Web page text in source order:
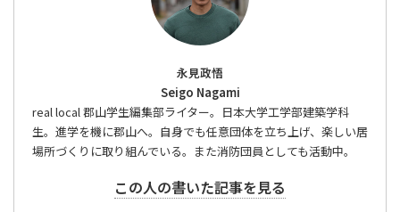
永見政悟
Seigo Nagami
real local 郡山学生編集部ライター。日本大学工学部建築学科
生。進学を機に郡山へ。自身でも任意団体を立ち上げ、楽しい居
場所づくりに取り組んでいる。また消防団員としても活動中。
この人の書いた記事を見る